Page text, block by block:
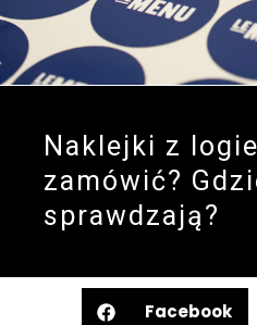
Naklejki z
zamówić?
sprawdzają?
Facebook